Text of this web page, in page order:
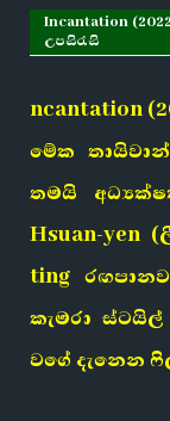
Incantation
උපසිරැසි
ncantation
මේක
තමයි
Hsuan-yen
ting
කැමරා
වගේ දැනෙන